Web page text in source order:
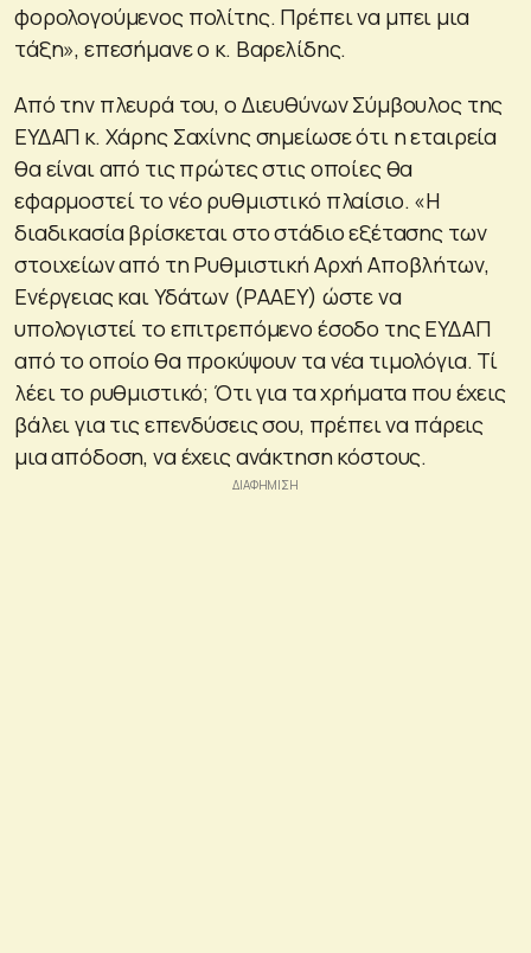
φορολογούμενος πολίτης. Πρέπει να μπει μια
τάξη», επεσήμανε ο κ. Βαρελίδης.
Από την πλευρά του, ο Διευθύνων Σύμβουλος της
ΕΥΔΑΠ κ. Χάρης Σαχίνης σημείωσε ότι η εταιρεία
θα είναι από τις πρώτες στις οποίες θα
εφαρμοστεί το νέο ρυθμιστικό πλαίσιο. «Η
διαδικασία βρίσκεται στο στάδιο εξέτασης των
στοιχείων από τη Ρυθμιστική Αρχή Αποβλήτων,
Ενέργειας και Υδάτων (ΡΑΑΕΥ) ώστε να
υπολογιστεί το επιτρεπόμενο έσοδο της ΕΥΔΑΠ
από το οποίο θα προκύψουν τα νέα τιμολόγια. Τί
λέει το ρυθμιστικό; Ότι για τα χρήματα που έχεις
βάλει για τις επενδύσεις σου, πρέπει να πάρεις
μια απόδοση, να έχεις ανάκτηση κόστους.